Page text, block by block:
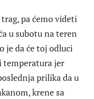
pa ćemo videti
u subotu na teren
je da će toj odluci
temperatura jer
prilika da u
krene sa